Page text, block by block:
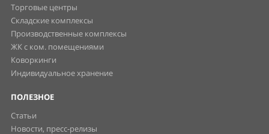
Торговые центры
Складские комплексы
Производственные комплексы
ЖК с ком. помещениями
Коворкинги
Индивидуальное хранение
ПОЛЕЗНОЕ
Статьи
Новости, пресс-релизы